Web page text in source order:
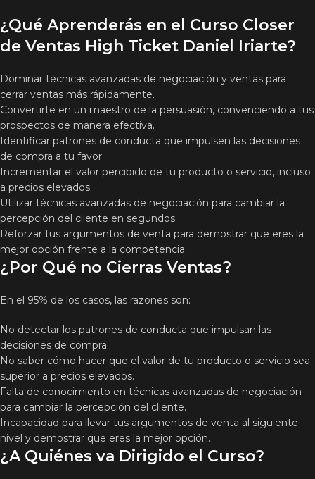
¿Qué Aprenderás en el Curso Closer
de Ventas High Ticket Daniel Iriarte?
Dominar técnicas avanzadas de negociación y ventas para
cerrar ventas más rápidamente.
Convertirte en un maestro de la persuasión, convenciendo a tus
prospectos de manera efectiva.
Identificar patrones de conducta que impulsen las decisiones
de compra a tu favor.
Incrementar el valor percibido de tu producto o servicio, incluso
a precios elevados.
Utilizar técnicas avanzadas de negociación para cambiar la
percepción del cliente en segundos.
Reforzar tus argumentos de venta para demostrar que eres la
mejor opción frente a la competencia.
¿Por Qué no Cierras Ventas?
En el 95% de los casos, las razones son:
No detectar los patrones de conducta que impulsan las
decisiones de compra.
No saber cómo hacer que el valor de tu producto o servicio sea
superior a precios elevados.
Falta de conocimiento en técnicas avanzadas de negociación
para cambiar la percepción del cliente.
Incapacidad para llevar tus argumentos de venta al siguiente
nivel y demostrar que eres la mejor opción.
¿A Quiénes va Dirigido el Curso?